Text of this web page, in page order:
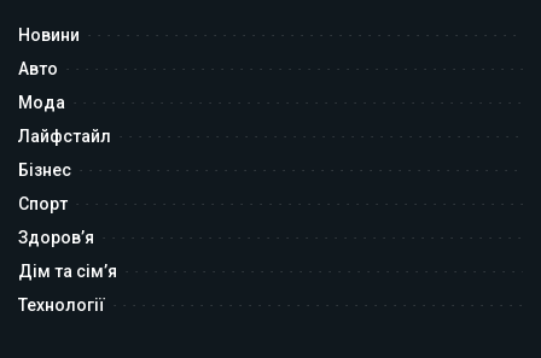
Новини
Авто
Мода
Лайфстайл
Бізнес
Спорт
Здоров’я
Дім та сім’я
Технології